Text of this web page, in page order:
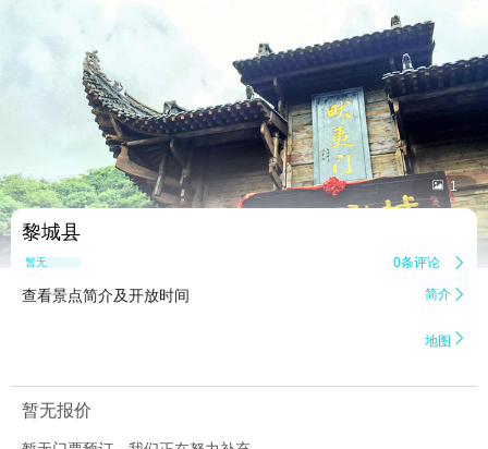
 1
黎城县
暂无点评 0条评论 
查看景点简介及开放时间 简介 
地图 
暂无报价